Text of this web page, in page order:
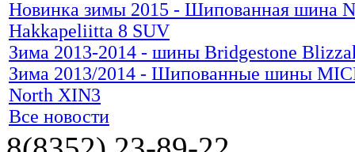
Новинка зимы 2015 - Шипованная шина
Hakkapeliitta 8 SUV
Зима 2013-2014 - шины Bridgestone
Зима 2013/2014 - Шипованные шины
North XIN3
Все новости